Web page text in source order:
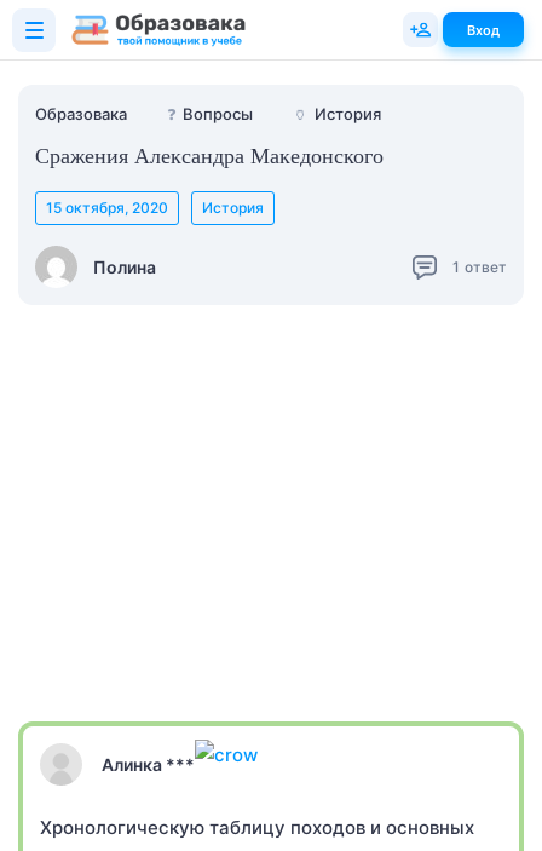
Образовака ❓ Вопросы 🏺 История
Сражения Александра Македонского
Полина
15 октября, 2020 История
1 ответ
Алинка ***
Хронологическую таблицу походов и основных
Вход